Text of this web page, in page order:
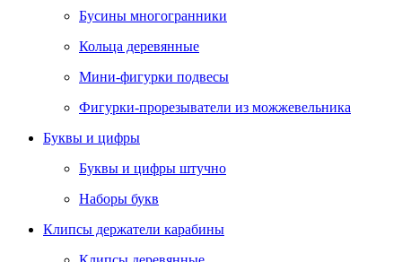
Бусины многогранники
Кольца деревянные
Мини-фигурки подвесы
Фигурки-прорезыватели из можжевельника
Буквы и цифры
Буквы и цифры штучно
Наборы букв
Клипсы держатели карабины